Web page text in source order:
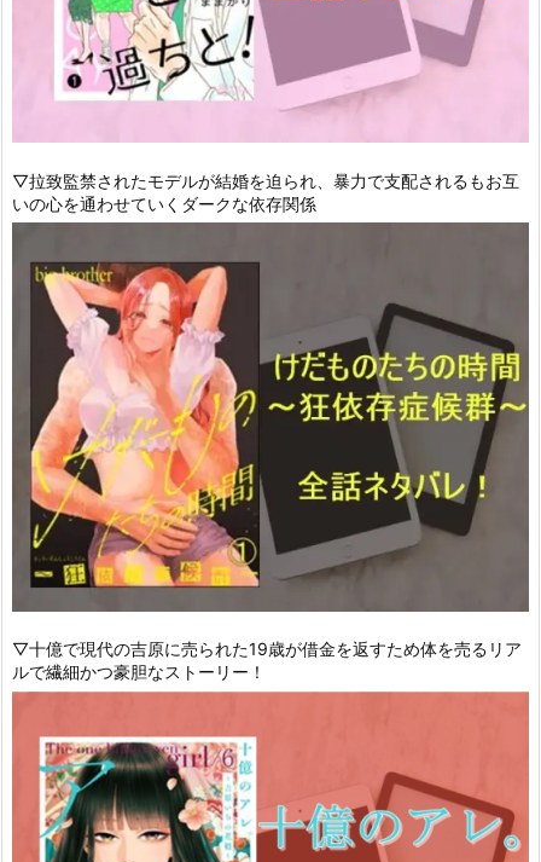
▽拉致監禁されたモデルが結婚を迫られ、暴力で支配されるもお互
いの心を通わせていくダークな依存関係
▽十億で現代の吉原に売られた19歳が借金を返すため体を売るリア
ルで繊細かつ豪胆なストーリー！